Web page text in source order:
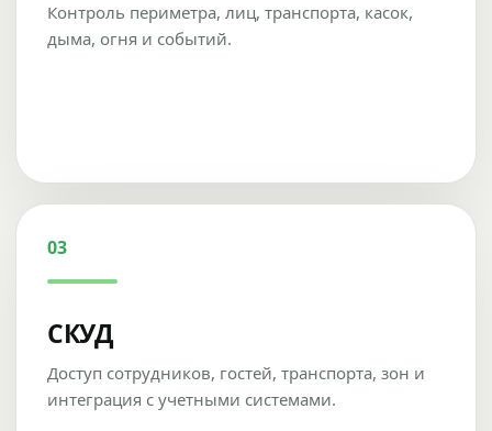
Контроль периметра, лиц, транспорта, касок,
дыма, огня и событий.
03
СКУД
Доступ сотрудников, гостей, транспорта, зон и
интеграция с учетными системами.